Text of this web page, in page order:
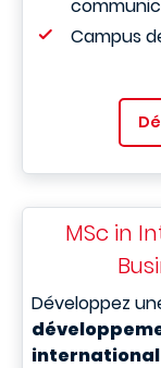
Campus
MSc in
Développez
international